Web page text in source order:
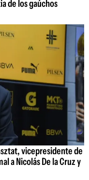
de los gaúchos
vicepresidente de
a Nicolás De la Cruz y